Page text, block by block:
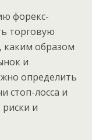
форекс-
торговую
каким образом
и
определить
стоп-лосса и
и